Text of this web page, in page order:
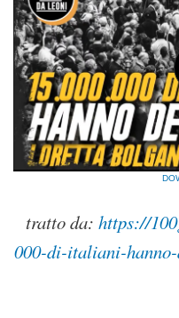
tratto da: https://
000-di-italiani-
about Prevenzione e